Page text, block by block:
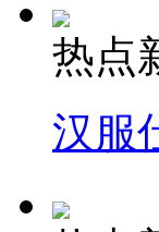
热点
汉服